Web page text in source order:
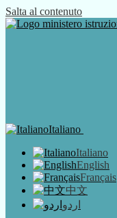
Salta al contenuto
Italiano
Italiano
English
Français
中文
اردو